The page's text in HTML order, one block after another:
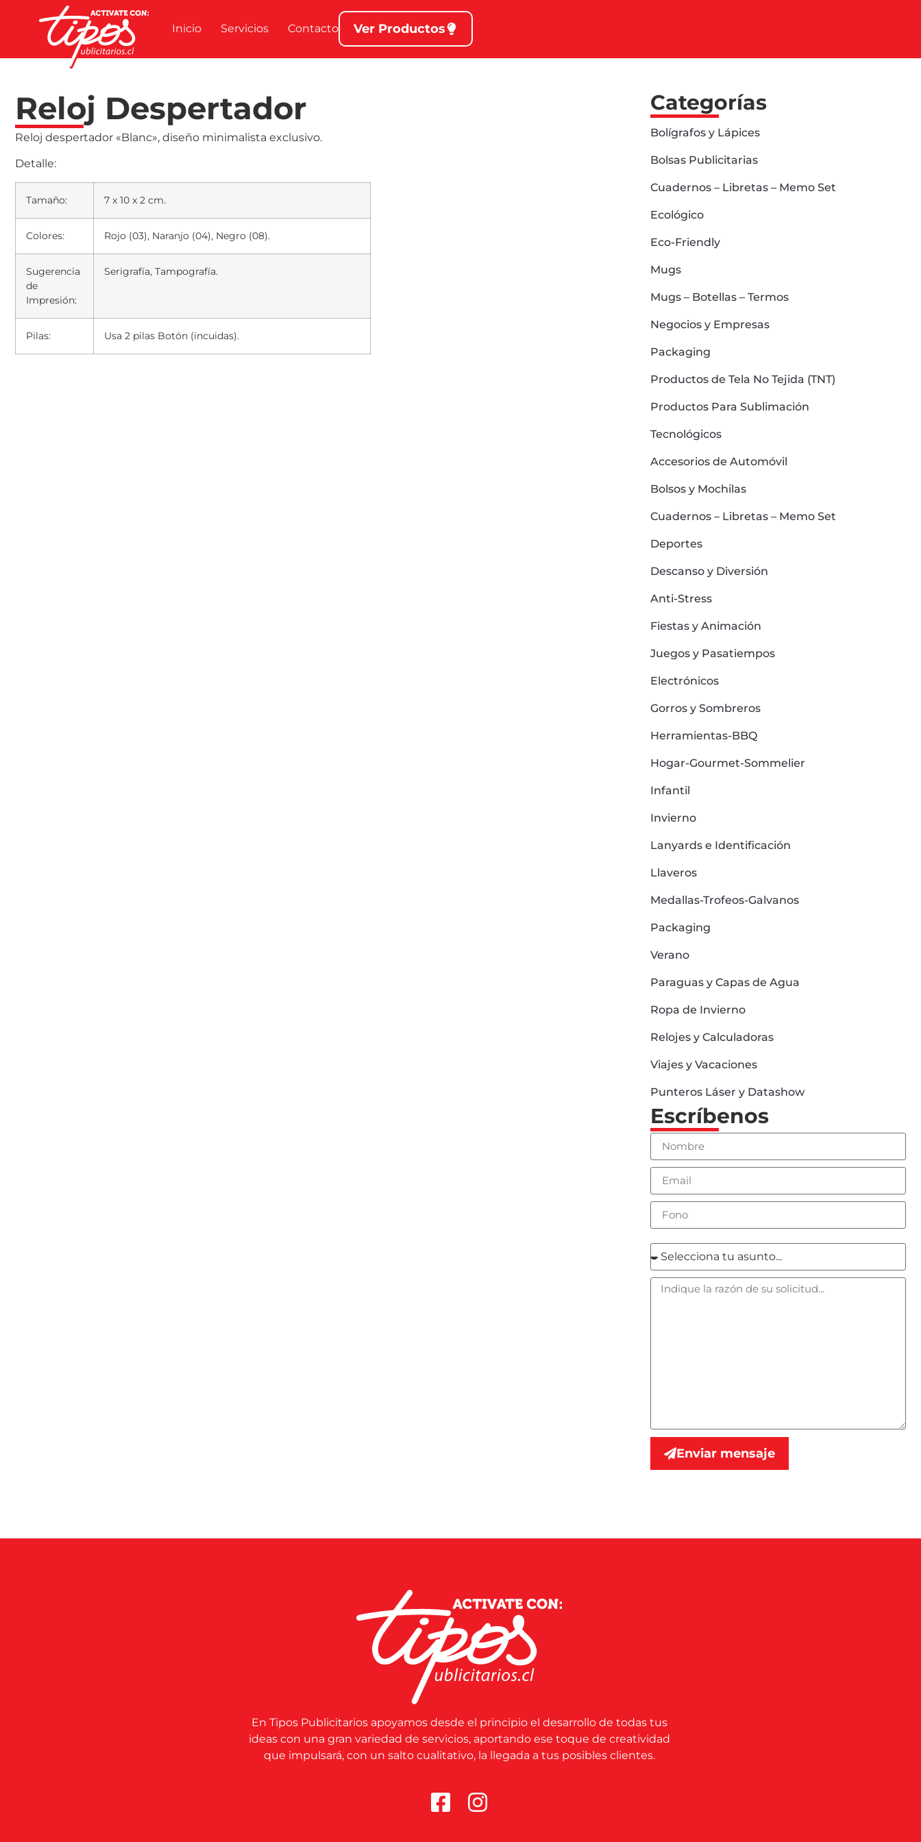
Inicio Servicios Contacto Ver Productos
Reloj Despertador
Reloj despertador «Blanc», diseño minimalista exclusivo.
Detalle:
Tamaño: 7 x 10 x 2 cm.
Colores: Rojo (03), Naranjo (04), Negro (08).
Sugerencia
de
Impresión:
Serigrafía, Tampografía.
Pilas: Usa 2 pilas Botón (incuidas).
Categorías
Bolígrafos y Lápices
Bolsas Publicitarias
Cuadernos – Libretas – Memo Set
Ecológico
Eco-Friendly
Mugs
Mugs – Botellas – Termos
Negocios y Empresas
Packaging
Productos de Tela No Tejida (TNT)
Productos Para Sublimación
Tecnológicos
Accesorios de Automóvil
Bolsos y Mochilas
Cuadernos – Libretas – Memo Set
Deportes
Descanso y Diversión
Anti-Stress
Fiestas y Animación
Juegos y Pasatiempos
Electrónicos
Gorros y Sombreros
Herramientas-BBQ
Hogar-Gourmet-Sommelier
Infantil
Invierno
Lanyards e Identificación
Llaveros
Medallas-Trofeos-Galvanos
Packaging
Verano
Paraguas y Capas de Agua
Ropa de Invierno
Relojes y Calculadoras
Viajes y Vacaciones
Punteros Láser y Datashow
Escríbenos
Enviar mensaje
En Tipos Publicitarios apoyamos desde el principio el desarrollo de todas tus
ideas con una gran variedad de servicios, aportando ese toque de creatividad
que impulsará, con un salto cualitativo, la llegada a tus posibles clientes.